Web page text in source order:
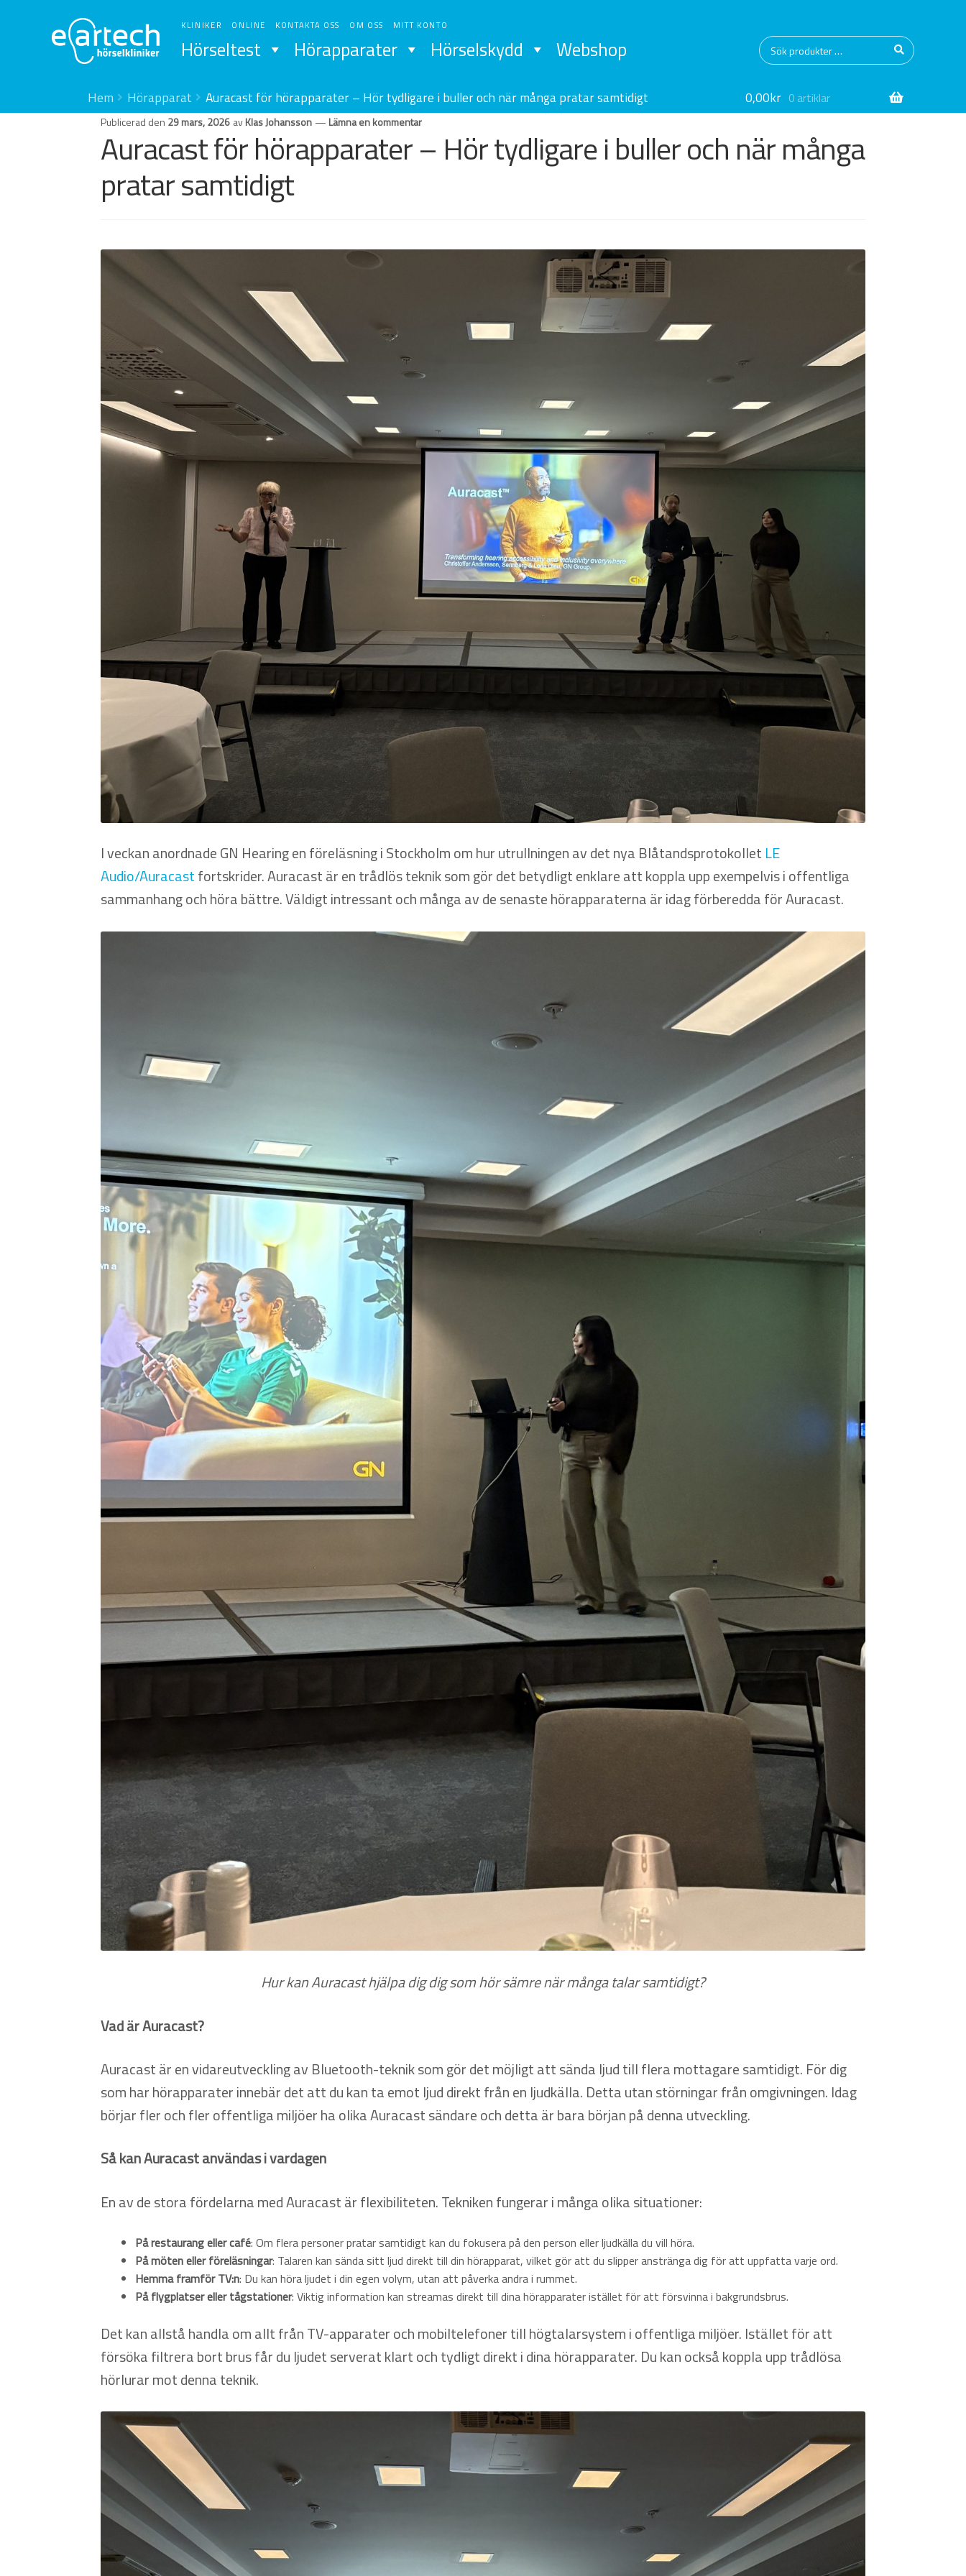
till
navigering
till
innehåll
KLINIKER ONLINE KONTAKTA OSS OM OSS MITT KONTO
Sök
efter:
Sök
Hörseltest Hörapparater Hörselskydd Webshop
0,00kr 0 artiklar
Hem Hörapparat Auracast för hörapparater – Hör tydligare i buller och när många pratar samtidigt
Publicerad den 29 mars, 2026 avKlas Johansson — Lämna en kommentar
Auracast för hörapparater – Hör tydligare i buller och när många
pratar samtidigt
I veckan anordnade GN Hearing en föreläsning i Stockholm om hur utrullningen av det nya Blåtandsprotokollet LE
Audio/Auracastfortskrider. Auracast är en trådlös teknik som gör det betydligt enklare att koppla upp exempelvis i offentliga
sammanhang och höra bättre. Väldigt intressant och många av de senaste hörapparaterna är idag förberedda för Auracast.
Hur kan Auracast hjälpa dig dig som hör sämre när många talar samtidigt?
Vad är Auracast?
Auracast är en vidareutveckling av Bluetooth-teknik som gör det möjligt att sända ljud till flera mottagare samtidigt. För dig
som har hörapparater innebär det att du kan ta emot ljud direkt från en ljudkälla. Detta utan störningar från omgivningen. Idag
börjar fler och fler offentliga miljöer ha olika Auracast sändare och detta är bara början på denna utveckling.
Så kan Auracast användas i vardagen
En av de stora fördelarna med Auracast är flexibiliteten. Tekniken fungerar i många olika situationer:
På restaurang eller café: Om flera personer pratar samtidigt kan du fokusera på den person eller ljudkälla du vill höra.
På möten eller föreläsningar: Talaren kan sända sitt ljud direkt till din hörapparat, vilket gör att du slipper anstränga dig för att uppfatta varje ord.
Hemma framför TV:n: Du kan höra ljudet i din egen volym, utan att påverka andra i rummet.
På flygplatser eller tågstationer: Viktig information kan streamas direkt till dina hörapparater istället för att försvinna i bakgrundsbrus.
Det kan allstå handla om allt från TV-apparater och mobiltelefoner till högtalarsystem i offentliga miljöer. Istället för att
försöka filtrera bort brus får du ljudet serverat klart och tydligt direkt i dina hörapparater. Du kan också koppla upp trådlösa
hörlurar mot denna teknik.